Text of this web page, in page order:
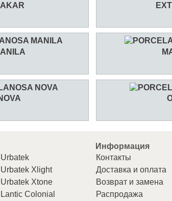
Urbatek
Urbatek Xlight
Urbatek Xtone
Lantic Colonial
Информация
Контакты
Доставка и оплата
Возврат и замена
Распродажа